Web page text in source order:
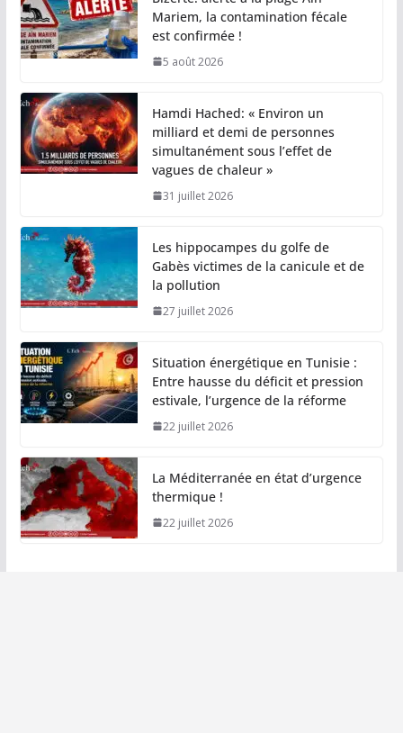
Mariem, la contamination fécale
est confirmée !
5 août 2026
Hamdi Hached: « Environ un
milliard et demi de personnes
simultanément sous l’effet de
vagues de chaleur »
31 juillet 2026
Les hippocampes du golfe de
Gabès victimes de la canicule et de
la pollution
27 juillet 2026
Situation énergétique en Tunisie :
Entre hausse du déficit et pression
estivale, l’urgence de la réforme
22 juillet 2026
La Méditerranée en état d’urgence
thermique !
22 juillet 2026